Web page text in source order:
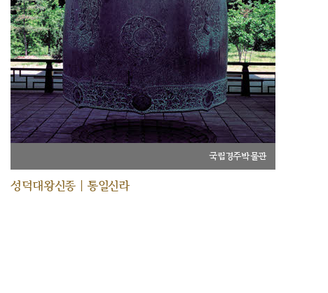
국립경주박물관
성덕대왕신종 | 통일신라